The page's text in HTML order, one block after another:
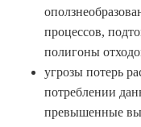
процессов,
полигоны
угрозы потерь
потреблении
превышенные